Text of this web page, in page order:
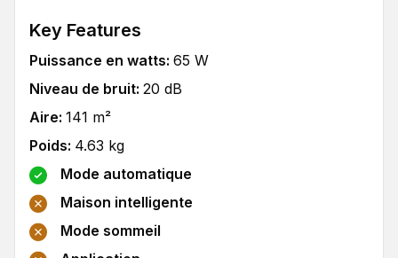
Key Features
Puissance en watts: 65 W
Niveau de bruit: 20 dB
Aire: 141 m²
Poids: 4.63 kg
Mode automatique
Maison intelligente
Mode sommeil